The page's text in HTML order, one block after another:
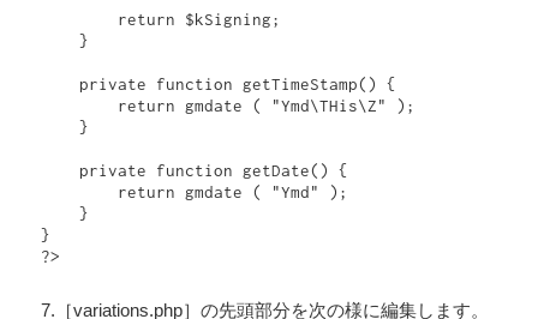
    }
    }
    }
}
?>
7.［variations.php］の先頭部分を次の様に編集します。